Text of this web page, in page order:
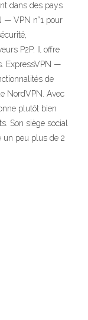
dans des pays
— VPN n°1 pour
P2P. Il offre
ExpressVPN —
de
NordVPN. Avec
plutôt bien
Son siège social
un peu plus de 2